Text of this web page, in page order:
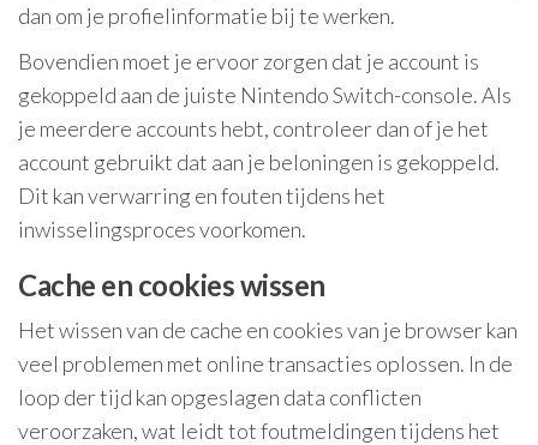
dan om je profielinformatie bij te werken.
Bovendien moet je ervoor zorgen dat je account is
gekoppeld aan de juiste Nintendo Switch-console. Als
je meerdere accounts hebt, controleer dan of je het
account gebruikt dat aan je beloningen is gekoppeld.
Dit kan verwarring en fouten tijdens het
inwisselingsproces voorkomen.
Cache en cookies wissen
Het wissen van de cache en cookies van je browser kan
veel problemen met online transacties oplossen. In de
loop der tijd kan opgeslagen data conflicten
veroorzaken, wat leidt tot foutmeldingen tijdens het